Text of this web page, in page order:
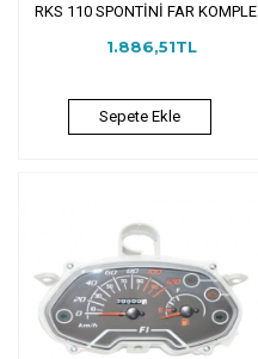
RKS 110 SPONTİNİ FAR KOMPLE
1.886,51TL
Sepete Ekle